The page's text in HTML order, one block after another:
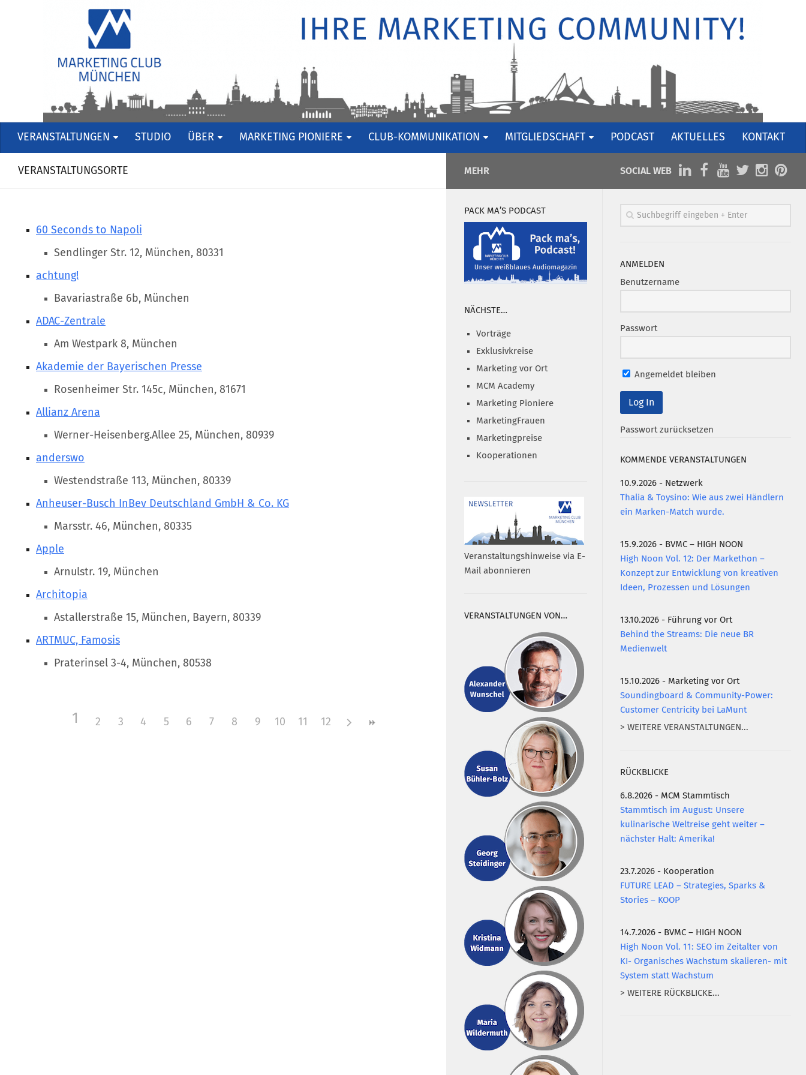
VERANSTALTUNGEN STUDIO ÜBER MARKETING PIONIERE CLUB-KOMMUNIKATION MITGLIEDSCHAFT PODCAST AKTUELLES KONTAKT
VERANSTALTUNGSORTE
60 Seconds to Napoli
Sendlinger Str. 12, München, 80331
achtung!
Bavariastraße 6b, München
ADAC-Zentrale
Am Westpark 8, München
Akademie der Bayerischen Presse
Rosenheimer Str. 145c, München, 81671
Allianz Arena
Werner-Heisenberg.Allee 25, München, 80939
anderswo
Westendstraße 113, München, 80339
Anheuser-Busch InBev Deutschland GmbH & Co. KG
Marsstr. 46, München, 80335
Apple
Arnulstr. 19, München
Architopia
Astallerstraße 15, München, Bayern, 80339
ARTMUC, Famosis
Praterinsel 3-4, München, 80538
1 2 3 4 5 6 7 8 9 10 11 12
SOCIAL WEB
ANMELDEN
Benutzername
Passwort
Angemeldet bleiben
Passwort zurücksetzen
KOMMENDE VERANSTALTUNGEN
10.9.2026 - Netzwerk
Thalia & Toysino: Wie aus zwei Händlern
ein Marken-Match wurde.
15.9.2026 - BVMC – HIGH NOON
High Noon Vol. 12: Der Markethon –
Konzept zur Entwicklung von kreativen
Ideen, Prozessen und Lösungen
13.10.2026 - Führung vor Ort
Behind the Streams: Die neue BR
Medienwelt
15.10.2026 - Marketing vor Ort
Soundingboard & Community-Power:
Customer Centricity bei LaMunt
> WEITERE VERANSTALTUNGEN...
RÜCKBLICKE
6.8.2026 - MCM Stammtisch
Stammtisch im August: Unsere
kulinarische Weltreise geht weiter –
nächster Halt: Amerika!
23.7.2026 - Kooperation
FUTURE LEAD – Strategies, Sparks &
Stories – KOOP
14.7.2026 - BVMC – HIGH NOON
High Noon Vol. 11: SEO im Zeitalter von
KI- Organisches Wachstum skalieren- mit
System statt Wachstum
> WEITERE RÜCKBLICKE...
MEHR
PACK MA’S PODCAST
NÄCHSTE…
Vorträge
Exklusivkreise
Marketing vor Ort
MCM Academy
Marketing Pioniere
MarketingFrauen
Marketingpreise
Kooperationen
Veranstaltungshinweise via E-
Mail abonnieren
VERANSTALTUNGEN VON…